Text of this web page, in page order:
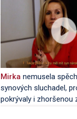
Mirka nemusela
synových sluchadel,
pokrývaly i zhoršenou